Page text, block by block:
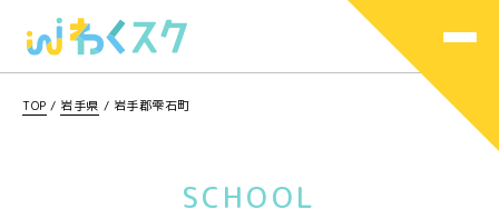
TOP / 岩手県 / 岩手郡雫石町
SCHOOL